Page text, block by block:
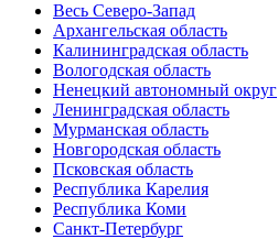
Весь Северо-Запад
Архангельская область
Калининградская область
Вологодская область
Ненецкий автономный округ
Ленинградская область
Мурманская область
Новгородская область
Псковская область
Республика Карелия
Республика Коми
Санкт-Петербург